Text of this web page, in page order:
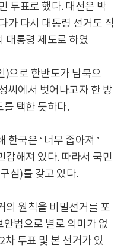
투표로 했다. 대선은 박
가 다시 대통령 선거도 직
대통령 제도로 하였
)으로 한반도가 남북으
씨에서 벗어나고자 한 방
를 택한 듯하다.
국은 ‘ 너무 좁아져 ’
감해져 있다. 따라서 국민
심)를 갖고 있다.
의 원칙을 비밀선거를 포
법으로 별로 의미가 없
투표 및 본 선거가 있